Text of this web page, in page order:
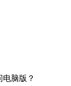
脑版？